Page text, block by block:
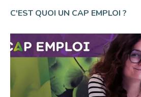
C'EST QUOI UN CAP EMPLOI ?